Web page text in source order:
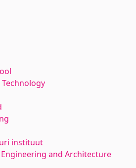
instituut
and Architecture